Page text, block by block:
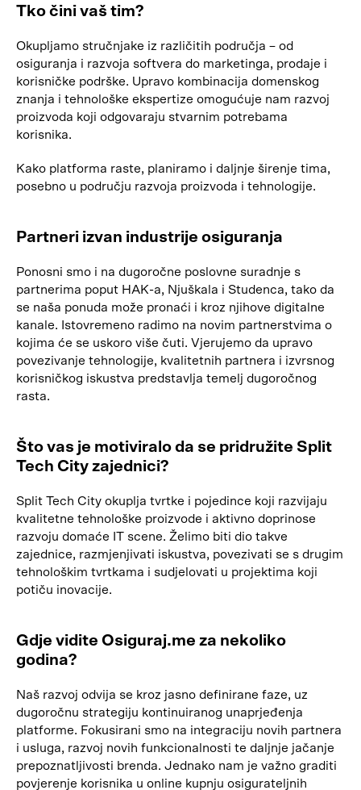
Tko čini vaš tim?
Okupljamo stručnjake iz različitih područja – od
osiguranja i razvoja softvera do marketinga, prodaje i
korisničke podrške. Upravo kombinacija domenskog
znanja i tehnološke ekspertize omogućuje nam razvoj
proizvoda koji odgovaraju stvarnim potrebama
korisnika.
Kako platforma raste, planiramo i daljnje širenje tima,
posebno u području razvoja proizvoda i tehnologije.
Partneri izvan industrije osiguranja
Ponosni smo i na dugoročne poslovne suradnje s
partnerima poput HAK-a, Njuškala i Studenca, tako da
se naša ponuda može pronaći i kroz njihove digitalne
kanale. Istovremeno radimo na novim partnerstvima o
kojima će se uskoro više čuti. Vjerujemo da upravo
povezivanje tehnologije, kvalitetnih partnera i izvrsnog
korisničkog iskustva predstavlja temelj dugoročnog
rasta.
Što vas je motiviralo da se pridružite Split
Tech City zajednici?
Split Tech City okuplja tvrtke i pojedince koji razvijaju
kvalitetne tehnološke proizvode i aktivno doprinose
razvoju domaće IT scene. Želimo biti dio takve
zajednice, razmjenjivati iskustva, povezivati se s drugim
tehnološkim tvrtkama i sudjelovati u projektima koji
potiču inovacije.
Gdje vidite Osiguraj.me za nekoliko
godina?
Naš razvoj odvija se kroz jasno definirane faze, uz
dugoročnu strategiju kontinuiranog unaprjeđenja
platforme. Fokusirani smo na integraciju novih partnera
i usluga, razvoj novih funkcionalnosti te daljnje jačanje
prepoznatljivosti brenda. Jednako nam je važno graditi
povjerenje korisnika u online kupnju osigurateljnih